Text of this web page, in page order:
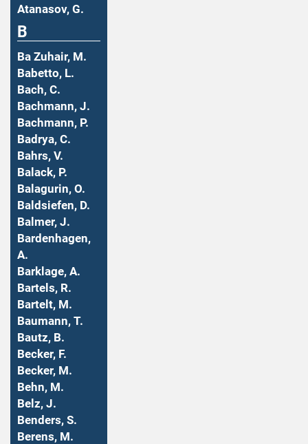
Atanasov, G.
B
Ba Zuhair, M.
Babetto, L.
Bach, C.
Bachmann, J.
Bachmann, P.
Badrya, C.
Bahrs, V.
Balack, P.
Balagurin, O.
Baldsiefen, D.
Balmer, J.
Bardenhagen,
A.
Barklage, A.
Bartels, R.
Bartelt, M.
Baumann, T.
Bautz, B.
Becker, F.
Becker, M.
Behn, M.
Belz, J.
Benders, S.
Berens, M.